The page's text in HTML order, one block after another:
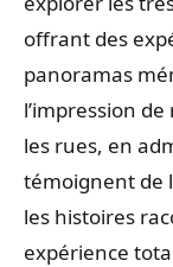
offrant des
panoramas
l’impression
les rues, en
témoignent de
les histoires
expérience